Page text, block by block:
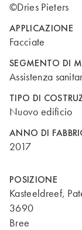
©Dries Pieters
APPLICAZIONE
Facciate
SEGMENTO DI
Assistenza
TIPO DI
Nuovo edificio
ANNO DI
2017
POSIZIONE
Kasteeldreef,
3690
Bree